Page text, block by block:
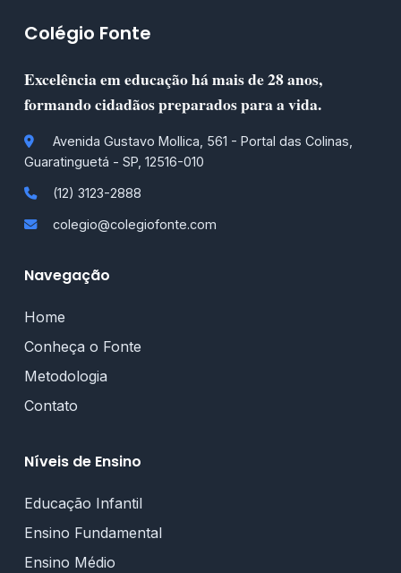
Colégio Fonte
Excelência em educação há mais de 28 anos,
formando cidadãos preparados para a vida.
Avenida Gustavo Mollica, 561 - Portal das Colinas,
Guaratinguetá - SP, 12516-010
(12) 3123-2888
colegio@colegiofonte.com
Navegação
Home
Conheça o Fonte
Metodologia
Contato
Níveis de Ensino
Educação Infantil
Ensino Fundamental
Ensino Médio